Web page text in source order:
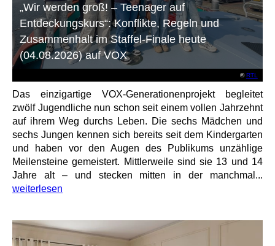
©RTL
„Wir werden groß! – Teenager auf
Entdeckungskurs“: Konflikte, Regeln und
Zusammenhalt im Staffel-Finale heute
(04.08.2026) auf VOX
Das einzigartige VOX-Generationenprojekt begleitet
zwölf Jugendliche nun schon seit einem vollen Jahrzehnt
auf ihrem Weg durchs Leben. Die sechs Mädchen und
sechs Jungen kennen sich bereits seit dem Kindergarten
und haben vor den Augen des Publikums unzählige
Meilensteine gemeistert. Mittlerweile sind sie 13 und 14
Jahre alt – und stecken mitten in der manchmal...
weiterlesen